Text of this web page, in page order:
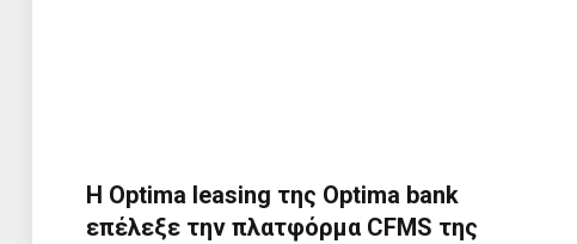
Η Optima leasing της Optima bank
επέλεξε την πλατφόρμα CFMS της